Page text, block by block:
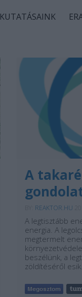
KUTATÁSAINK
A
REAKTOR.HU
A legtisztább
energia. A
megtermelt
beszélünk, a
zöldítéséről